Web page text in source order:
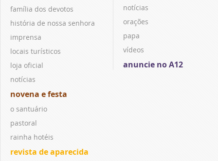
família dos devotos
história de nossa senhora
imprensa
locais turísticos
loja oficial
notícias
novena e festa
o santuário
pastoral
rainha hotéis
revista de aparecida
notícias
orações
papa
vídeos
anuncie no A12